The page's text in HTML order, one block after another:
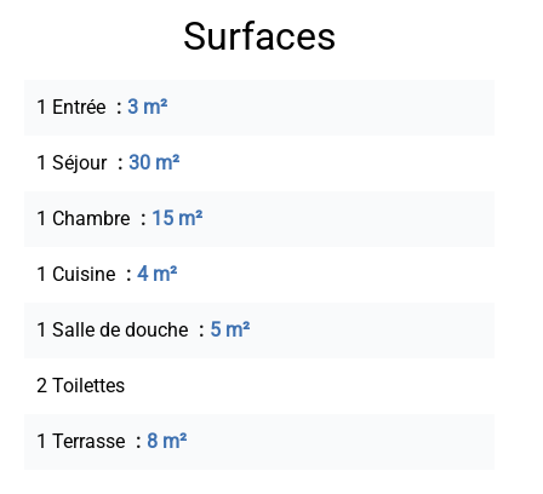
Surfaces
1 Entrée 3 m²
1 Séjour 30 m²
1 Chambre 15 m²
1 Cuisine 4 m²
1 Salle de douche 5 m²
2 Toilettes
1 Terrasse 8 m²